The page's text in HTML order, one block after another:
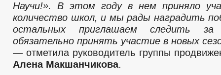
Научи!». В этом году в нем приняло
количество школ, и мы рады наградить
остальных приглашаем следить за
обязательно принять участие в новых
— отметила руководитель группы
Алена Макшанчикова.